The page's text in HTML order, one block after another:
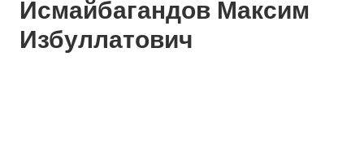
Исмайбагандов Максим
Избуллатович